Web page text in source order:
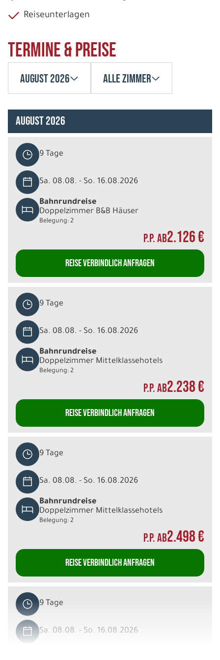
Reiseunterlagen
Termine & Preise
August 2026 Alle Zimmer
August 2026
9 Tage
Sa. 08.08. - So. 16.08.2026
Bahnrundreise
Doppelzimmer B&B Häuser
Belegung: 2
P.P. AB2.126 €
REISE VERBINDLICH ANFRAGEN
9 Tage
Sa. 08.08. - So. 16.08.2026
Bahnrundreise
Doppelzimmer Mittelklassehotels
Belegung: 2
P.P. AB2.238 €
REISE VERBINDLICH ANFRAGEN
9 Tage
Sa. 08.08. - So. 16.08.2026
Bahnrundreise
Doppelzimmer Mittelklassehotels
Belegung: 2
P.P. AB2.498 €
REISE VERBINDLICH ANFRAGEN
9 Tage
Sa. 08.08. - So. 16.08.2026